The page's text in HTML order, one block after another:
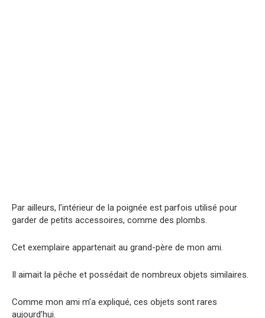
Par ailleurs, l’intérieur de la poignée est parfois utilisé pour
garder de petits accessoires, comme des plombs.
Cet exemplaire appartenait au grand-père de mon ami.
Il aimait la pêche et possédait de nombreux objets similaires.
Comme mon ami m’a expliqué, ces objets sont rares
aujourd’hui.